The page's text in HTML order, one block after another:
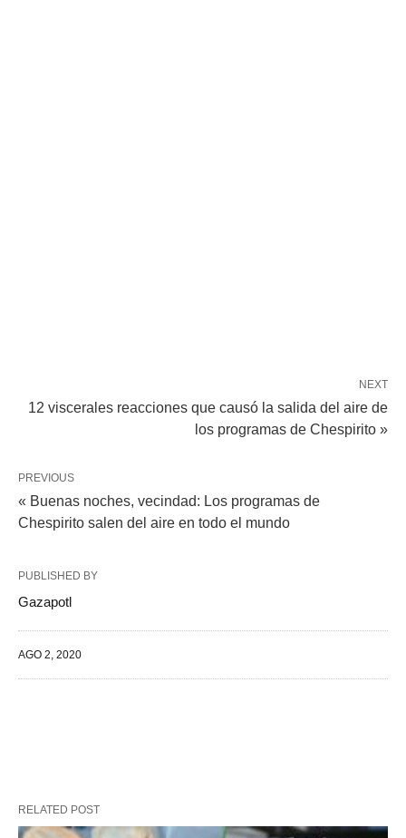
NEXT
12 viscerales reacciones que causó la salida del aire de
los programas de Chespirito »
PREVIOUS
« Buenas noches, vecindad: Los programas de
Chespirito salen del aire en todo el mundo
PUBLISHED BY
Gazapotl
AGO 2, 2020
RELATED POST